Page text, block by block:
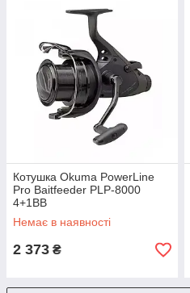
Котушка Okuma PowerLine
Pro Baitfeeder PLP-8000
4+1BB
Немає в наявності
2 373 ₴